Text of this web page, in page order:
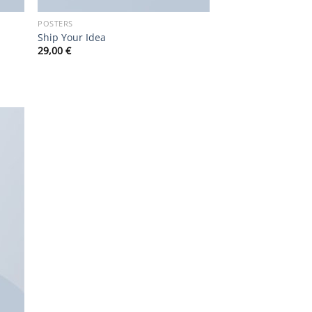
POSTERS
Ship Your Idea
29,00€